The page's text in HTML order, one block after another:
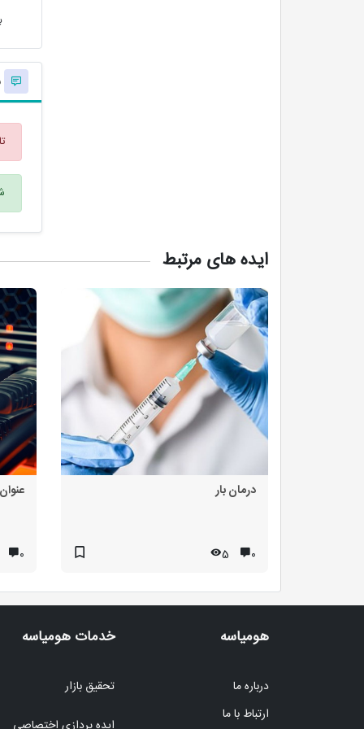
ایده های مرتبط
درمان بار
۰ 5 ۰
هومیاسه
درباره ما
ارتباط با ما
خدمات هومیاسه
تحقیق بازار